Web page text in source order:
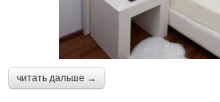
читать дальше →